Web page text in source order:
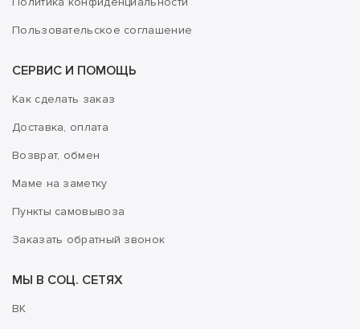
Пользовательское соглашение
СЕРВИС И ПОМОЩЬ
Как сделать заказ
Доставка, оплата
Возврат, обмен
Маме на заметку
Пункты самовывоза
Заказать обратный звонок
МЫ В СОЦ. СЕТЯХ
ВК